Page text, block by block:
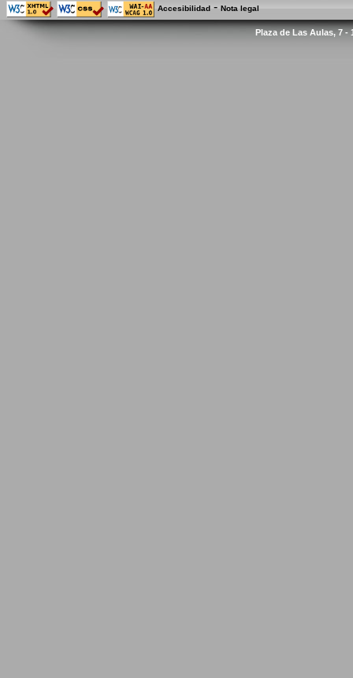
Accesibilidad - Nota legal
Plaza de Las Aulas, 7 -